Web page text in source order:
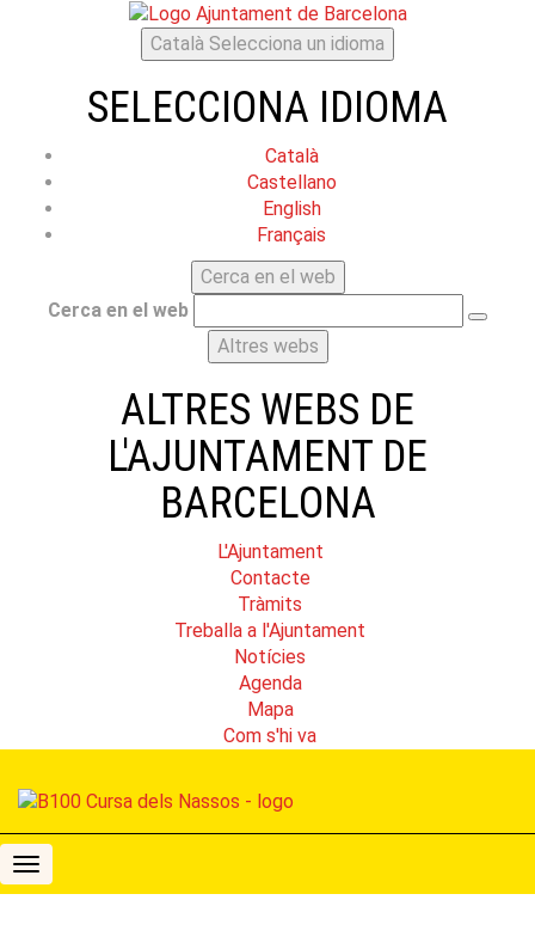
Català Selecciona un idioma
SELECCIONA IDIOMA
Català
Castellano
English
Français
Cerca en el web
Cerca en el web
Altres webs
ALTRES WEBS DE
L'AJUNTAMENT DE
BARCELONA
L'Ajuntament
Contacte
Tràmits
Treballa a l'Ajuntament
Notícies
Agenda
Mapa
Com s'hi va
B100
Cursa